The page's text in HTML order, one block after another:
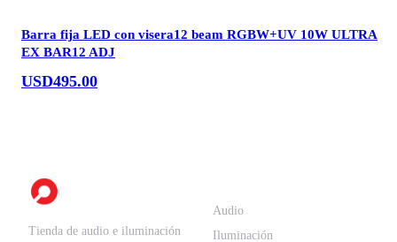
Barra fija LED con visera12 beam RGBW+UV 10W ULTRA
EX BAR12 ADJ
USD495.00
Tienda de audio e iluminación
Audio
Iluminación